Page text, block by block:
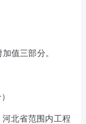
值三部分。
北省范围内工程